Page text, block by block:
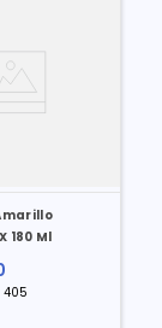
180 Ml
405